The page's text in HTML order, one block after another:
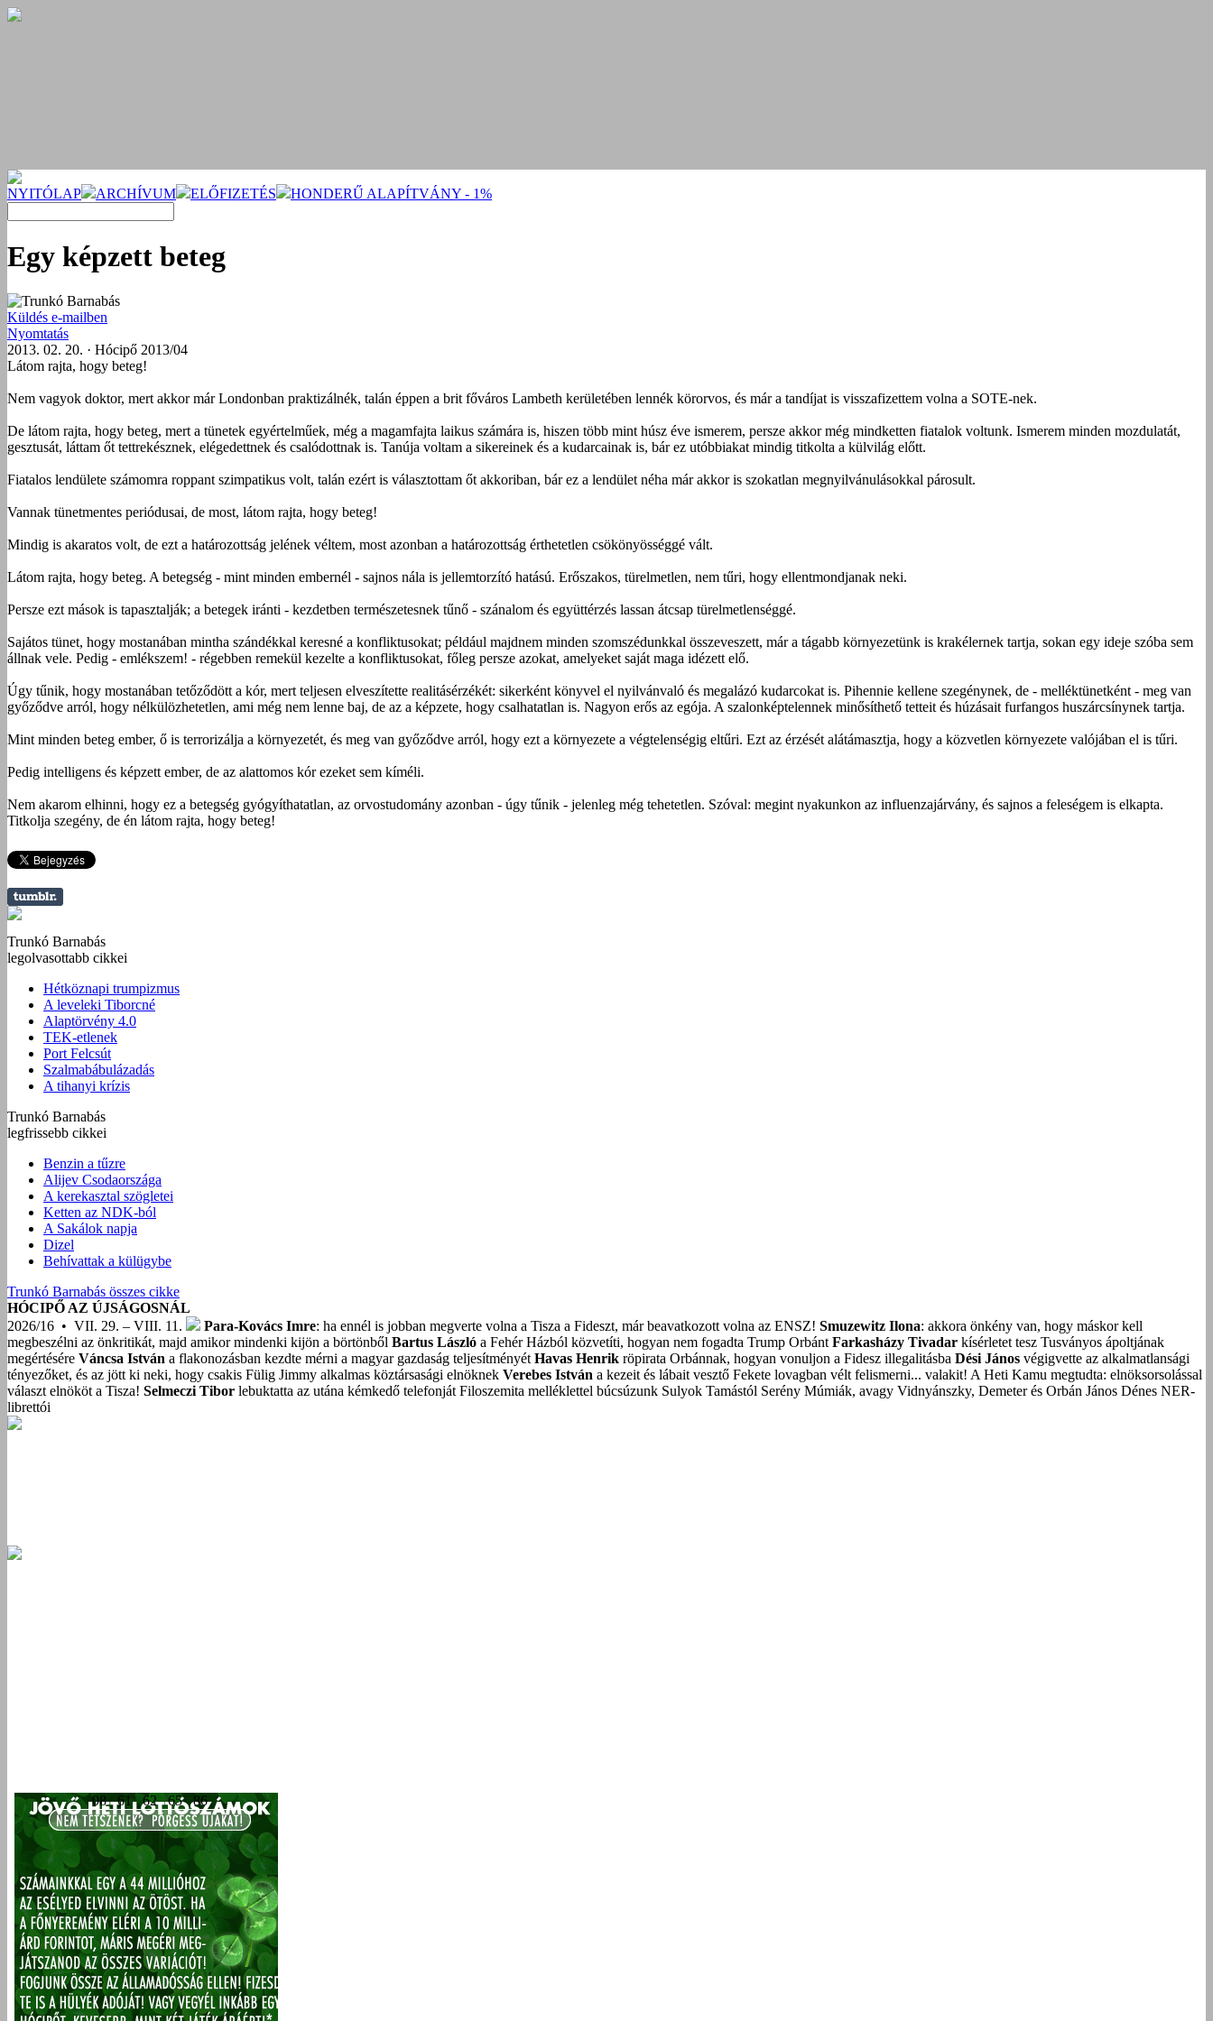
NYITÓLAP ARCHÍVUM ELŐFIZETÉS HONDERŰ ALAPÍTVÁNY - 1%
Egy képzett beteg
Trunkó Barnabás
Küldés e-mailben
Nyomtatás
2013. 02. 20. · Hócipő 2013/04
Látom rajta, hogy beteg!
Nem vagyok doktor, mert akkor már Londonban praktizálnék, talán éppen a brit főváros Lambeth kerületében lennék körorvos, és már a tandíjat is visszafizettem volna a SOTE-nek.
De látom rajta, hogy beteg, mert a tünetek egyértelműek, még a magamfajta laikus számára is, hiszen több mint húsz éve ismerem, persze akkor még mindketten fiatalok voltunk. Ismerem minden mozdulatát,
gesztusát, láttam őt tettrekésznek, elégedettnek és csalódottnak is. Tanúja voltam a sikereinek és a kudarcainak is, bár ez utóbbiakat mindig titkolta a külvilág előtt.
Fiatalos lendülete számomra roppant szimpatikus volt, talán ezért is választottam őt akkoriban, bár ez a lendület néha már akkor is szokatlan megnyilvánulásokkal párosult.
Vannak tünetmentes periódusai, de most, látom rajta, hogy beteg!
Mindig is akaratos volt, de ezt a határozottság jelének véltem, most azonban a határozottság érthetetlen csökönyösséggé vált.
Látom rajta, hogy beteg. A betegség - mint minden embernél - sajnos nála is jellemtorzító hatású. Erőszakos, türelmetlen, nem tűri, hogy ellentmondjanak neki.
Persze ezt mások is tapasztalják; a betegek iránti - kezdetben természetesnek tűnő - szánalom és együttérzés lassan átcsap türelmetlenséggé.
Sajátos tünet, hogy mostanában mintha szándékkal keresné a konfliktusokat; például majdnem minden szomszédunkkal összeveszett, már a tágabb környezetünk is krakélernek tartja, sokan egy ideje szóba sem
állnak vele. Pedig - emlékszem! - régebben remekül kezelte a konfliktusokat, főleg persze azokat, amelyeket saját maga idézett elő.
Úgy tűnik, hogy mostanában tetőződött a kór, mert teljesen elveszítette realitásérzékét: sikerként könyvel el nyilvánvaló és megalázó kudarcokat is. Pihennie kellene szegénynek, de - melléktünetként - meg van
győződve arról, hogy nélkülözhetetlen, ami még nem lenne baj, de az a képzete, hogy csalhatatlan is. Nagyon erős az egója. A szalonképtelennek minősíthető tetteit és húzásait furfangos huszárcsínynek tartja.
Mint minden beteg ember, ő is terrorizálja a környezetét, és meg van győződve arról, hogy ezt a környezete a végtelenségig eltűri. Ezt az érzését alátámasztja, hogy a közvetlen környezete valójában el is tűri.
Pedig intelligens és képzett ember, de az alattomos kór ezeket sem kíméli.
Nem akarom elhinni, hogy ez a betegség gyógyíthatatlan, az orvostudomány azonban - úgy tűnik - jelenleg még tehetetlen. Szóval: megint nyakunkon az influenzajárvány, és sajnos a feleségem is elkapta.
Titkolja szegény, de én látom rajta, hogy beteg!
Trunkó Barnabás
legolvasottabb cikkei
Hétköznapi trumpizmus
A leveleki Tiborcné
Alaptörvény 4.0
TEK-etlenek
Port Felcsút
Szalmabábulázadás
A tihanyi krízis
Trunkó Barnabás
legfrissebb cikkei
Benzin a tűzre
Alijev Csodaországa
A kerekasztal szögletei
Ketten az NDK-ból
A Sakálok napja
Dizel
Behívattak a külügybe
Trunkó Barnabás összes cikke
HÓCIPŐ AZ ÚJSÁGOSNÁL
2026/16 • VII. 29. – VIII. 11.
Para-Kovács Imre: ha ennél is jobban megverte volna a Tisza a Fideszt, már beavatkozott volna az ENSZ! Smuzewitz Ilona: akkora önkény van, hogy máskor kell
megbeszélni az önkritikát, majd amikor mindenki kijön a börtönből Bartus László a Fehér Házból közvetíti, hogyan nem fogadta Trump Orbánt Farkasházy Tivadar kísérletet tesz Tusványos ápoltjának
megértésére Váncsa István a flakonozásban kezdte mérni a magyar gazdaság teljesítményét Havas Henrik röpirata Orbánnak, hogyan vonuljon a Fidesz illegalitásba Dési János végigvette az alkalmatlansági
tényezőket, és az jött ki neki, hogy csakis Fülig Jimmy alkalmas köztársasági elnöknek Verebes István a kezeit és lábait vesztő Fekete lovagban vélt felismerni... valakit! A Heti Kamu megtudta: elnöksorsolással
választ elnököt a Tisza! Selmeczi Tibor lebuktatta az utána kémkedő telefonját Filoszemita melléklettel búcsúzunk Sulyok Tamástól Serény Múmiák, avagy Vidnyánszky, Demeter és Orbán János Dénes NER-
librettói